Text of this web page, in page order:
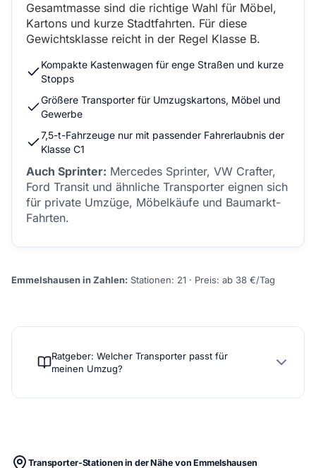
Gesamtmasse sind die richtige Wahl für Möbel,
Kartons und kurze Stadtfahrten. Für diese
Gewichtsklasse reicht in der Regel Klasse B.
Kompakte Kastenwagen für enge Straßen und kurze
Stopps
Größere Transporter für Umzugskartons, Möbel und
Gewerbe
7,5-t-Fahrzeuge nur mit passender Fahrerlaubnis der
Klasse C1
Auch Sprinter: Mercedes Sprinter, VW Crafter,
Ford Transit und ähnliche Transporter eignen sich
für private Umzüge, Möbelkäufe und Baumarkt-
Fahrten.
Emmelshausen in Zahlen: Stationen: 21 · Preis: ab 38 €/Tag
Ratgeber: Welcher Transporter passt für
meinen Umzug?
Transporter-Stationen in der Nähe von Emmelshausen